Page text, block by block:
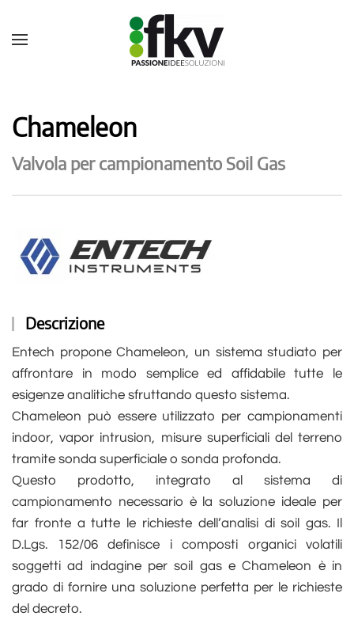
Chameleon
Valvola per campionamento Soil Gas
Descrizione
Entech propone Chameleon, un sistema studiato per
affrontare in modo semplice ed affidabile tutte le
esigenze analitiche sfruttando questo sistema.
Chameleon può essere utilizzato per campionamenti
indoor, vapor intrusion, misure superficiali del terreno
tramite sonda superficiale o sonda profonda.
Questo prodotto, integrato al sistema di
campionamento necessario è la soluzione ideale per
far fronte a tutte le richieste dell’analisi di soil gas. Il
D.Lgs. 152/06 definisce i composti organici volatili
soggetti ad indagine per soil gas e Chameleon è in
grado di fornire una soluzione perfetta per le richieste
del decreto.